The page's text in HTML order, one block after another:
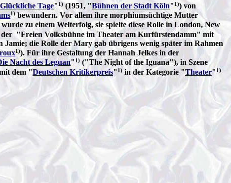
Glückliche Tage"1) (1951, "Bühnen der Stadt Köln" 1)) von
1)bewundern. Vor allem ihre morphiumsüchtige Mutter
wurde zu einem Welterfolg, sie spielte diese Rolle in London, New
der "Freien Volksbühne im Theater am Kurfürstendamm" mit
Jamie; die Rolle der Mary gab übrigens wenig später im Rahmen
1)). Für ihre Gestaltung der Hannah Jelkes in der
Nacht des Leguan" 1) ("The Night of the Iguana"), in Szene
dem "Deutschen Kritikerpreis" 1) in der Kategorie "Theater" 1)